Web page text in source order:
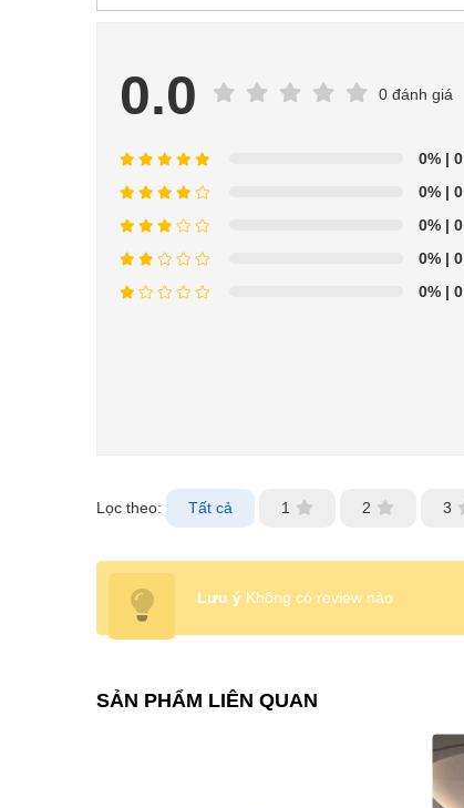
0.0 0 đánh giá
0% | 0
0% | 0
0% | 0
0% | 0
0% | 0
Lọc theo: Tất cả 1 2 3
Lưu ý Không có review nào
SẢN PHẨM LIÊN QUAN